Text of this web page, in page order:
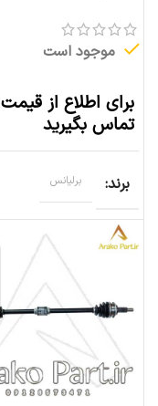
موجود است
برای اطلاع از قیمت
تماس بگیرید
برند برلیانس